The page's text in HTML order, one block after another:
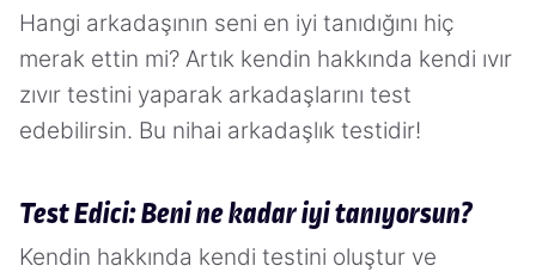
Hangi arkadaşının seni en iyi tanıdığını hiç
merak ettin mi? Artık kendin hakkında kendi ıvır
zıvır testini yaparak arkadaşlarını test
edebilirsin. Bu nihai arkadaşlık testidir!
Test Edici: Beni ne kadar iyi tanıyorsun?
Kendin hakkında kendi testini oluştur ve